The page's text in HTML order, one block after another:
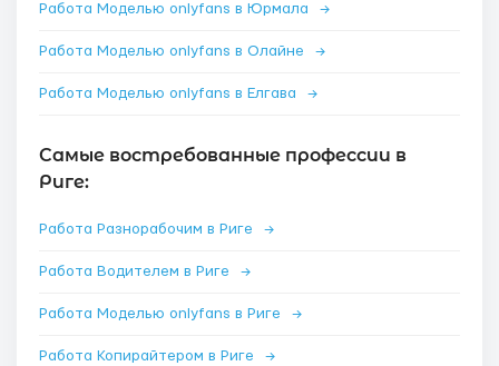
Работа Моделью onlyfans в Юрмала →
Работа Моделью onlyfans в Олайне →
Работа Моделью onlyfans в Елгава →
Самые востребованные профессии в
Риге:
Работа Разнорабочим в Риге →
Работа Водителем в Риге →
Работа Моделью onlyfans в Риге →
Работа Копирайтером в Риге →